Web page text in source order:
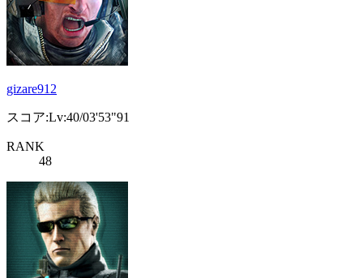
gizare912
スコア:Lv:40/03'53"91
RANK
48